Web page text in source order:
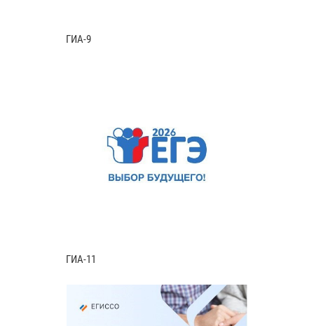
ГИА-9
ГИА-11